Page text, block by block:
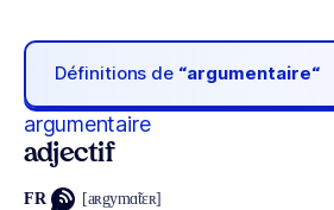
Définitions de “argumentaire“
argumentaire
adjectif
FR [aʀgymɑ̃tɛʀ]